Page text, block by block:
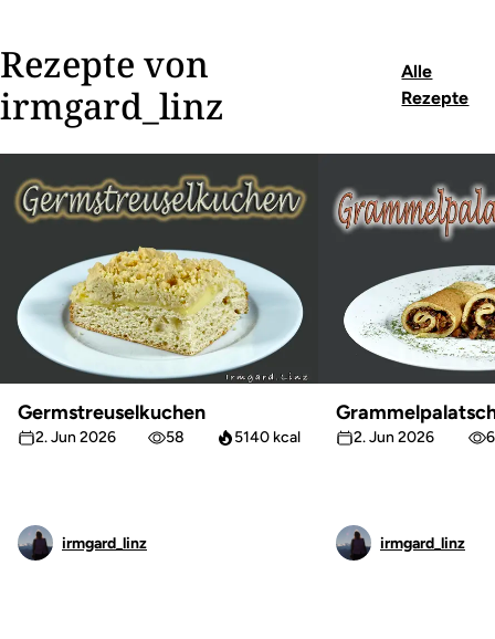
Rezepte von
irmgard_linz
Alle
Rezepte
Germstreuselkuchen
2. Jun 2026 58 5140 kcal
irmgard_linz
2. Jun 2026
irmgard_linz